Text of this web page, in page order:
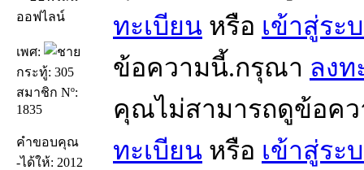
ออฟไลน์
เพศ:
กระทู้: 305
สมาชิก Nº:
1835
คำขอบคุณ
-ได้ให้: 2012
ทะเบียน หรือ เข้าสู่ระ
ข้อความนี้.กรุณา ลงท
คุณไม่สามารถดูข้อค
ทะเบียน หรือ เข้าสู่ระ